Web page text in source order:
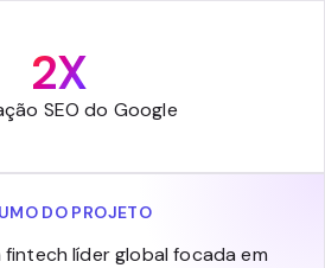
2X
SEO do Google
DO PROJETO
fintech líder global focada em